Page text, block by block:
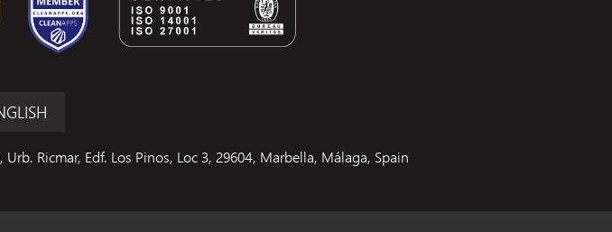
Ricmar, Edf. Los Pinos, Loc 3, 29604, Marbella, Málaga, Spain